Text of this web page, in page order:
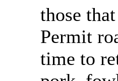
those
Permit
time to